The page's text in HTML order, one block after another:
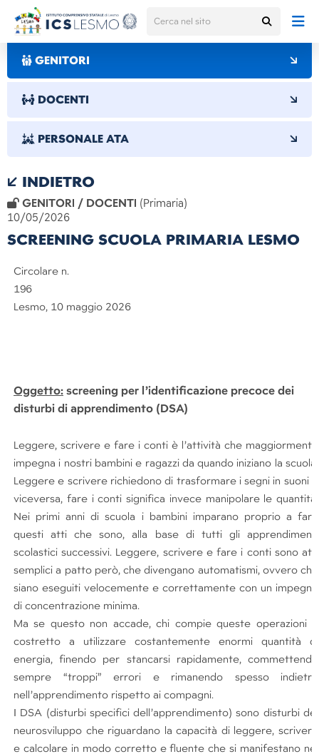
GENITORI
DOCENTI
PERSONALE ATA
INDIETRO
GENITORI / DOCENTI (Primaria)
10/05/2026
SCREENING SCUOLA PRIMARIA LESMO
Circolare n.
196
Lesmo, 10 maggio 2026
Oggetto: screening per l’identificazione precoce dei
disturbi di apprendimento (DSA)
Leggere, scrivere e fare i conti è l’attività che maggiormente
impegna i nostri bambini e ragazzi da quando iniziano la scuola.
Leggere e scrivere richiedono di trasformare i segni in suoni e
viceversa, fare i conti significa invece manipolare le quantità.
Nei primi anni di scuola i bambini imparano proprio a fare
questi atti che sono, alla base di tutti gli apprendimenti
scolastici successivi. Leggere, scrivere e fare i conti sono atti
semplici a patto però, che divengano automatismi, ovvero che
siano eseguiti velocemente e correttamente con un impegno
di concentrazione minima.
Ma se questo non accade, chi compie queste operazioni è
costretto a utilizzare costantemente enormi quantità di
energia, finendo per stancarsi rapidamente, commettendo
sempre “troppi” errori e rimanendo spesso indietro
nell’apprendimento rispetto ai compagni.
I DSA (disturbi specifici dell’apprendimento) sono disturbi del
neurosviluppo che riguardano la capacità di leggere, scrivere
e calcolare in modo corretto e fluente che si manifestano nei